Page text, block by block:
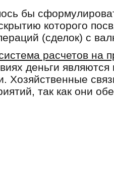
бы
которого
(сделок) с
расчетов на
деньги
Хозяйственные
так как они